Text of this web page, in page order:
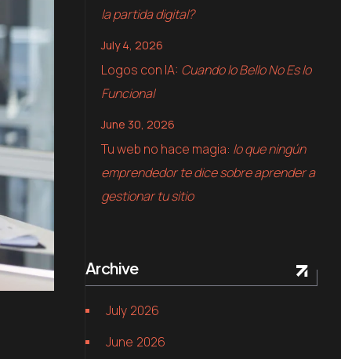
la partida digital?
Logos con IA: Cuando lo Bello No Es lo
Funcional
July 4, 2026
Tu web no hace magia: lo que ningún
emprendedor te dice sobre aprender a
gestionar tu sitio
June 30, 2026
Archive
July 2026
June 2026